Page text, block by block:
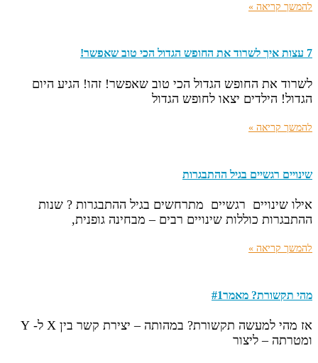
להמשך קריאה »
7 עצות איך לשרוד את החופש הגדול הכי טוב שאפשר!
לשרוד את החופש הגדול הכי טוב שאפשר! זהו! הגיע היום
הגדול! הילדים יצאו לחופש הגדול
להמשך קריאה »
שינויים רגשיים בגיל ההתבגרות
אילו שינויים רגשיים מתרחשים בגיל ההתבגרות ? שנות
ההתבגרות כוללות שינויים רבים – מבחינה גופנית,
להמשך קריאה »
מהי תקשורת? מאמר#1
ומטרתה – ליצור